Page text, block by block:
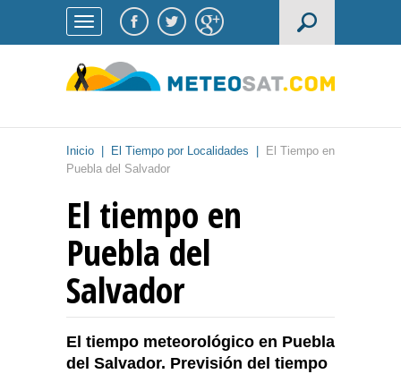
Inicio El Tiempo por Localidades
El Tiempo en
Puebla del Salvador
El tiempo en
Puebla del
Salvador
El tiempo meteorológico en Puebla
del Salvador. Previsión del tiempo